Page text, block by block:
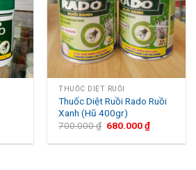
THUỐC DIỆT RUỒI
Thuốc Diệt Ruồi Rado Ruồi
Xanh (Hũ 400gr)
700.000₫ 680.000₫